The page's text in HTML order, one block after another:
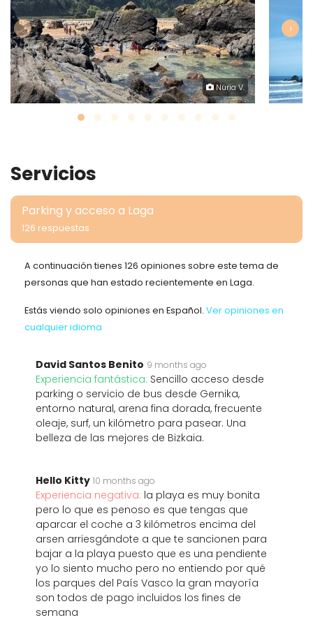
Núria V.
‹ ›
Servicios
Parking y acceso a Laga
126 respuestas
A continuación tienes 126 opiniones sobre este tema de
personas que han estado recientemente en Laga.
Estás viendo solo opiniones en Español. Ver opiniones en
cualquier idioma
David Santos Benito 9 months ago
Experiencia fantástica: Sencillo acceso desde
parking o servicio de bus desde Gernika,
entorno natural, arena fina dorada, frecuente
oleaje, surf, un kilómetro para pasear. Una
belleza de las mejores de Bizkaia.
Hello Kitty 10 months ago
Experiencia negativa: la playa es muy bonita
pero lo que es penoso es que tengas que
aparcar el coche a 3 kilómetros encima del
arsen arriesgándote a que te sancionen para
bajar a la playa puesto que es una pendiente
yo lo siento mucho pero no entiendo por qué
los parques del País Vasco la gran mayoría
son todos de pago incluidos los fines de
semana